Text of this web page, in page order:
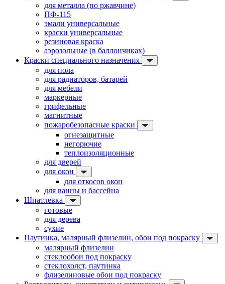
для металла (по ржавчине)
ПФ-115
эмали универсальные
краски универсальные
резиновая краска
аэрозольные (в баллончиках)
Краски специального назначения
для пола
для радиаторов, батарей
для мебели
маркерные
грифельные
магнитные
пожаробезопасные краски
огнезащитные
негорючие
теплоизоляционные
для дверей
для окон
для откосов окон
для ванны и бассейна
Шпатлевка
готовые
для дерева
сухие
Паутинка, малярный флизелин, обои под покраску
малярный флизелин
стеклообои под покраску
стеклохолст, паутинка
флизелиновые обои под покраску